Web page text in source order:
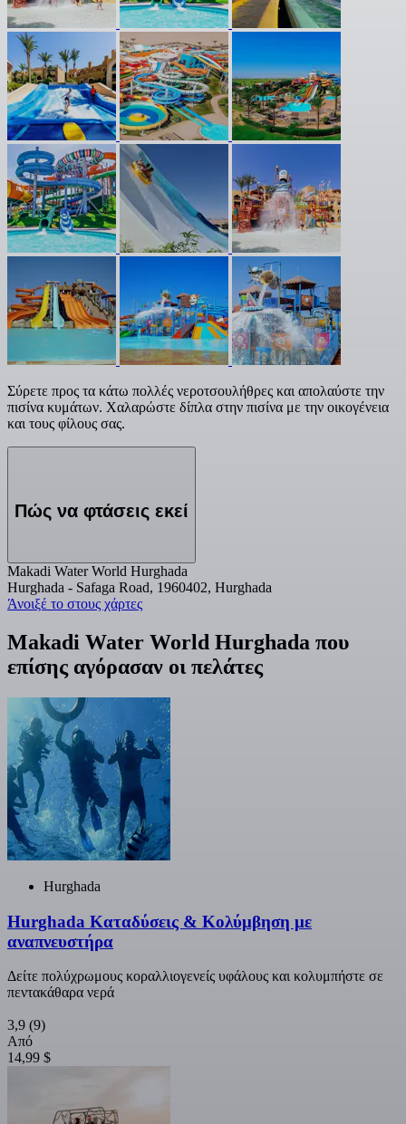
Σύρετε προς τα κάτω πολλές νεροτσουλήθρες και απολαύστε την
πισίνα κυμάτων. Χαλαρώστε δίπλα στην πισίνα με την οικογένεια
και τους φίλους σας.
Πώς να φτάσεις εκεί
Makadi Water World Hurghada
Hurghada - Safaga Road, 1960402, Hurghada
Άνοιξέ το στους χάρτες
Makadi Water World Hurghada που
επίσης αγόρασαν οι πελάτες
Hurghada
Hurghada Καταδύσεις & Κολύμβηση με
αναπνευστήρα
Δείτε πολύχρωμους κοραλλιογενείς υφάλους και κολυμπήστε σε
πεντακάθαρα νερά
3,9 (9)
Από
14,99 $